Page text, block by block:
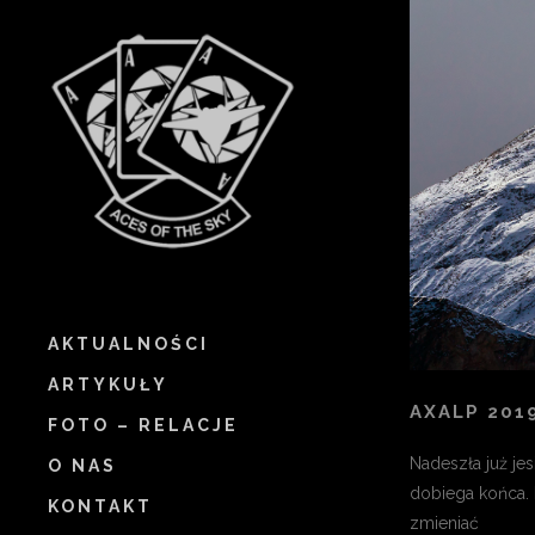
AKTUALNOŚCI
ARTYKUŁY
FOTO – RELACJE
O NAS
KONTAKT
AXALP
Nadeszła już
dobiega końca.
zmieniać